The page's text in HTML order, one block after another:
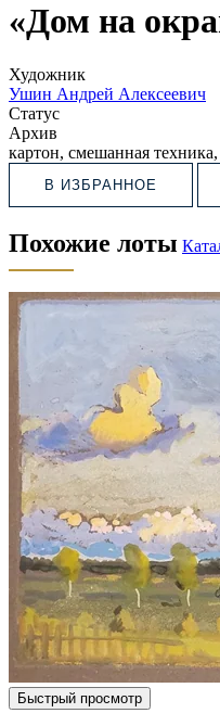
«Дом на
Художник
Ушин Андрей Алексеевич
Статус
Архив
картон, смешанная
В ИЗБРАННОЕ
Похожие лоты
Быстрый просмотр